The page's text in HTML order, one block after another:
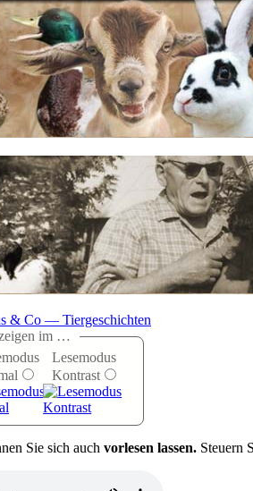
& Co — Tiergeschichten
im …
Lesemodus
Kontrast
Sie sich auch vorlesen lassen. Steuern